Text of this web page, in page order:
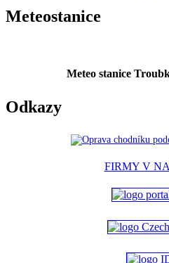
Meteostanice
Meteo stanice
Odkazy
FIRMY V